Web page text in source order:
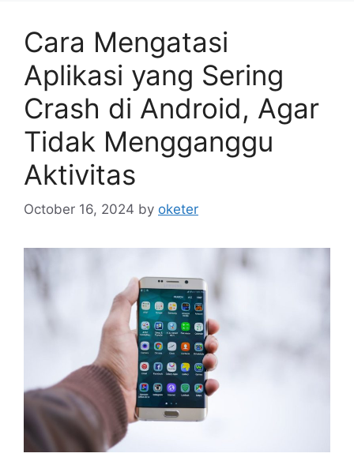
Cara Mengatasi
Aplikasi yang Sering
Crash di Android, Agar
Tidak Mengganggu
Aktivitas
October 16, 2024 by oketer